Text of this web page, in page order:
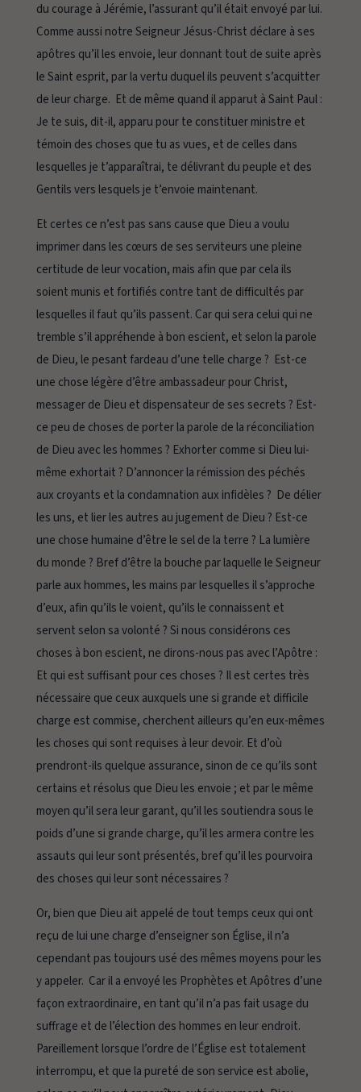
du courage à Jérémie, l’assurant qu’il était envoyé par lui.
Comme aussi notre Seigneur Jésus-Christ déclare à ses
apôtres qu’il les envoie, leur donnant tout de suite après
le Saint esprit, par la vertu duquel ils peuvent s’acquitter
de leur charge. Et de même quand il apparut à Saint Paul :
Je te suis, dit-il, apparu pour te constituer ministre et
témoin des choses que tu as vues, et de celles dans
lesquelles je t’apparaîtrai, te délivrant du peuple et des
Gentils vers lesquels je t’envoie maintenant.
Et certes ce n’est pas sans cause que Dieu a voulu
imprimer dans les cœurs de ses serviteurs une pleine
certitude de leur vocation, mais afin que par cela ils
soient munis et fortifiés contre tant de difficultés par
lesquelles il faut qu’ils passent. Car qui sera celui qui ne
tremble s’il appréhende à bon escient, et selon la parole
de Dieu, le pesant fardeau d’une telle charge ? Est-ce
une chose légère d’être ambassadeur pour Christ,
messager de Dieu et dispensateur de ses secrets ? Est-
ce peu de choses de porter la parole de la réconciliation
de Dieu avec les hommes ? Exhorter comme si Dieu lui-
même exhortait ? D’annoncer la rémission des péchés
aux croyants et la condamnation aux infidèles ? De délier
les uns, et lier les autres au jugement de Dieu ? Est-ce
une chose humaine d’être le sel de la terre ? La lumière
du monde ? Bref d’être la bouche par laquelle le Seigneur
parle aux hommes, les mains par lesquelles il s’approche
d’eux, afin qu’ils le voient, qu’ils le connaissent et
servent selon sa volonté ? Si nous considérons ces
choses à bon escient, ne dirons-nous pas avec l’Apôtre :
Et qui est suffisant pour ces choses ? Il est certes très
nécessaire que ceux auxquels une si grande et difficile
charge est commise, cherchent ailleurs qu’en eux-mêmes
les choses qui sont requises à leur devoir. Et d’où
prendront-ils quelque assurance, sinon de ce qu’ils sont
certains et résolus que Dieu les envoie ; et par le même
moyen qu’il sera leur garant, qu’il les soutiendra sous le
poids d’une si grande charge, qu’il les armera contre les
assauts qui leur sont présentés, bref qu’il les pourvoira
des choses qui leur sont nécessaires ?
Or, bien que Dieu ait appelé de tout temps ceux qui ont
reçu de lui une charge d’enseigner son Église, il n’a
cependant pas toujours usé des mêmes moyens pour les
y appeler. Car il a envoyé les Prophètes et Apôtres d’une
façon extraordinaire, en tant qu’il n’a pas fait usage du
suffrage et de l’élection des hommes en leur endroit.
Pareillement lorsque l’ordre de l’Église est totalement
interrompu, et que la pureté de son service est abolie,